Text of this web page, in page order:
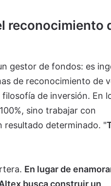
reconocimiento
gestor de fondos: es
de reconocimiento de
de inversión. En
sino trabajar con
resultado determinado. "
En lugar de
busca construir un